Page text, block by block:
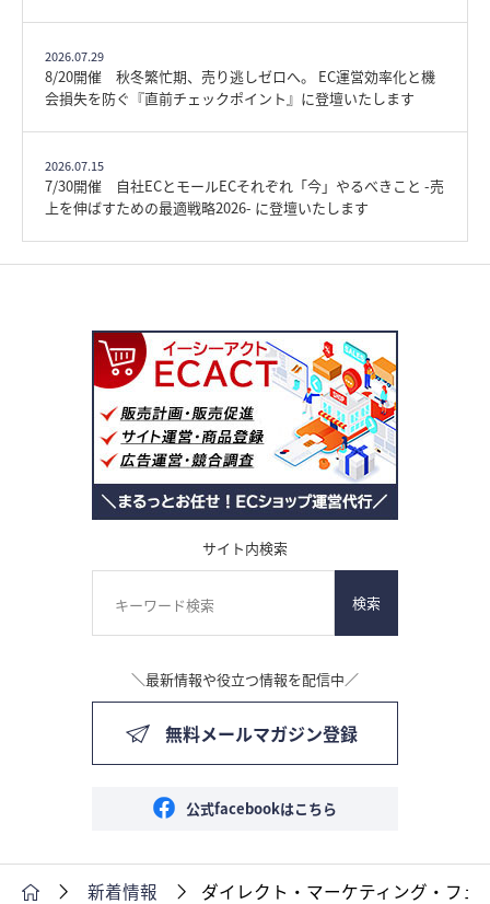
2026.07.29
8/20開催 秋冬繁忙期、売り逃しゼロへ。 EC運営効率化と機
会損失を防ぐ『直前チェックポイント』に登壇いたします
2026.07.15
7/30開催 自社ECとモールECそれぞれ「今」やるべきこと -売
上を伸ばすための最適戦略2026- に登壇いたします
サイト内検索
検索
＼最新情報や役立つ情報を配信中／
無料メールマガジン登録
公式facebookはこちら
新着情報 ダイレクト・マーケティング・フェ